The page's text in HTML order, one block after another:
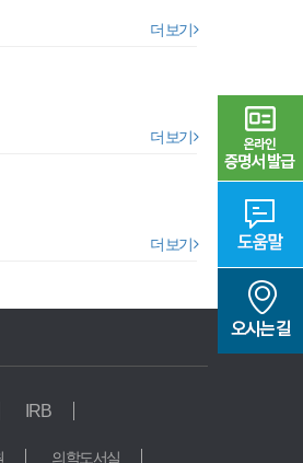
더 보기
더 보기
더 보기
IRB
의학도서실